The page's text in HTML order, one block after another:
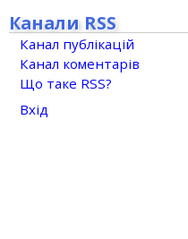
Канали RSS
Канал публікацій
Канал коментарів
Що таке RSS?
Вхід